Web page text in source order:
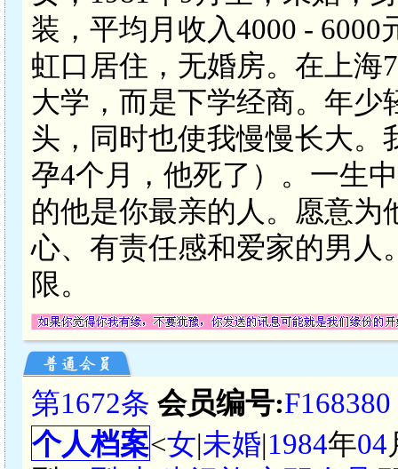
装，平均月收入4000 -
虹口居住，无婚房。在上海
大学，而是下学经商。年
头，同时也使我慢慢长大。
孕4个月，他死了）。一生
的他是你最亲的人。愿意
心、有责任感和爱家的男人
限。
第1672条 会员编号:F168380
个人档案<女|未婚|1984年04